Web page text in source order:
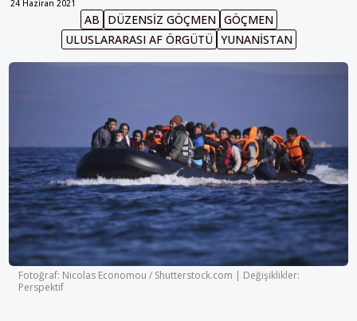
24 Haziran 2021
AB DÜZENSIZ GÖÇMEN GÖÇMEN
ULUSLARARASI AF ÖRGÜTÜ YUNANISTAN
Fotoğraf: Nicolas Economou / Shutterstock.com | Değişiklikler:
Perspektif